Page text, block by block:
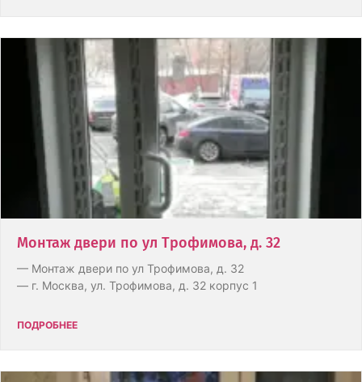
Монтаж двери по ул Трофимова, д. 32
— Монтаж двери по ул Трофимова, д. 32
— г. Москва, ул. Трофимова, д. 32 корпус 1
ПОДРОБНЕЕ